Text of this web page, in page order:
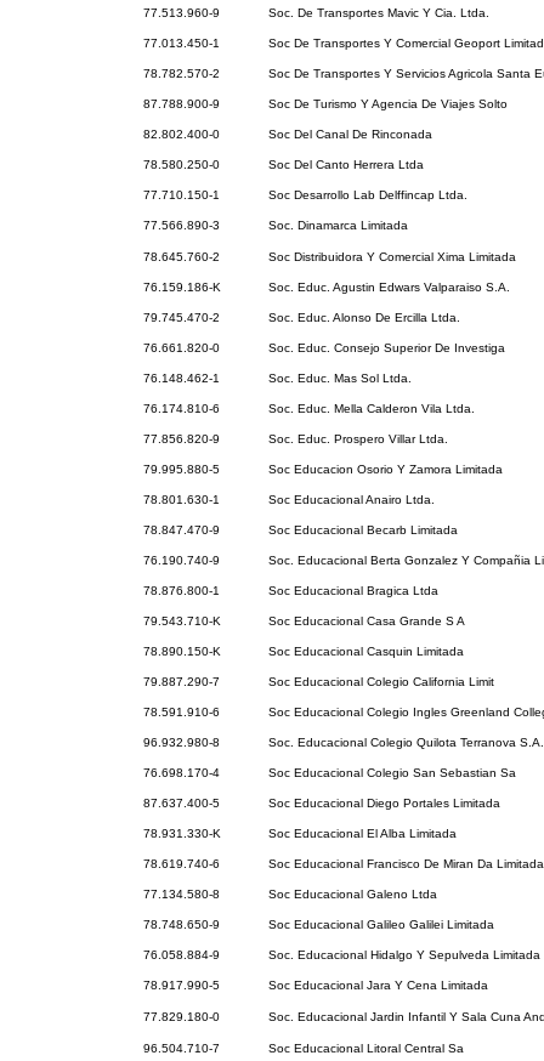
77.513.960-9 Soc. De Transportes Mavic Y Cia. Ltda.
77.013.450-1 Soc De Transportes Y Comercial Geoport
78.782.570-2 Soc De Transportes Y Servicios Agricola Santa
87.788.900-9 Soc De Turismo Y Agencia De Viajes Solto
82.802.400-0 Soc Del Canal De Rinconada
78.580.250-0 Soc Del Canto Herrera Ltda
77.710.150-1 Soc Desarrollo Lab Delffincap Ltda.
77.566.890-3 Soc. Dinamarca Limitada
78.645.760-2 Soc Distribuidora Y Comercial Xima Limitada
76.159.186-K Soc. Educ. Agustin Edwars Valparaiso S.A.
79.745.470-2 Soc. Educ. Alonso De Ercilla Ltda.
76.661.820-0 Soc. Educ. Consejo Superior De Investiga
76.148.462-1 Soc. Educ. Mas Sol Ltda.
76.174.810-6 Soc. Educ. Mella Calderon Vila Ltda.
77.856.820-9 Soc. Educ. Prospero Villar Ltda.
79.995.880-5 Soc Educacion Osorio Y Zamora Limitada
78.801.630-1 Soc Educacional Anairo Ltda.
78.847.470-9 Soc Educacional Becarb Limitada
76.190.740-9 Soc. Educacional Berta Gonzalez Y Compañia
78.876.800-1 Soc Educacional Bragica Ltda
79.543.710-K Soc Educacional Casa Grande S A
78.890.150-K Soc Educacional Casquin Limitada
79.887.290-7 Soc Educacional Colegio California Limit
78.591.910-6 Soc Educacional Colegio Ingles Greenland
96.932.980-8 Soc. Educacional Colegio Quilota Terranova S.A.
76.698.170-4 Soc Educacional Colegio San Sebastian Sa
87.637.400-5 Soc Educacional Diego Portales Limitada
78.931.330-K Soc Educacional El Alba Limitada
78.619.740-6 Soc Educacional Francisco De Miran Da Limitada
77.134.580-8 Soc Educacional Galeno Ltda
78.748.650-9 Soc Educacional Galileo Galilei Limitada
76.058.884-9 Soc. Educacional Hidalgo Y Sepulveda Limitada
78.917.990-5 Soc Educacional Jara Y Cena Limitada
77.829.180-0 Soc. Educacional Jardin Infantil Y Sala Cuna
96.504.710-7 Soc Educacional Litoral Central Sa